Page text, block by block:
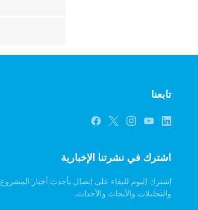
تابعنا
اشترك في نشرتنا الإخبارية
اشترك اليوم للبقاء على اتصال بأحدث أخبار المشروع
والتحليلات والأبحاث والأحداث.